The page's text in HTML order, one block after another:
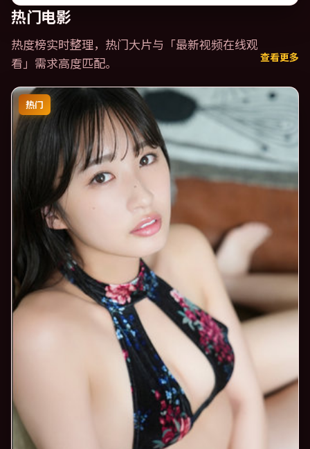
热门电影
热度榜实时整理，热门大片与「最新视频在线观
看 」需求高度匹配。 查看更多
热门